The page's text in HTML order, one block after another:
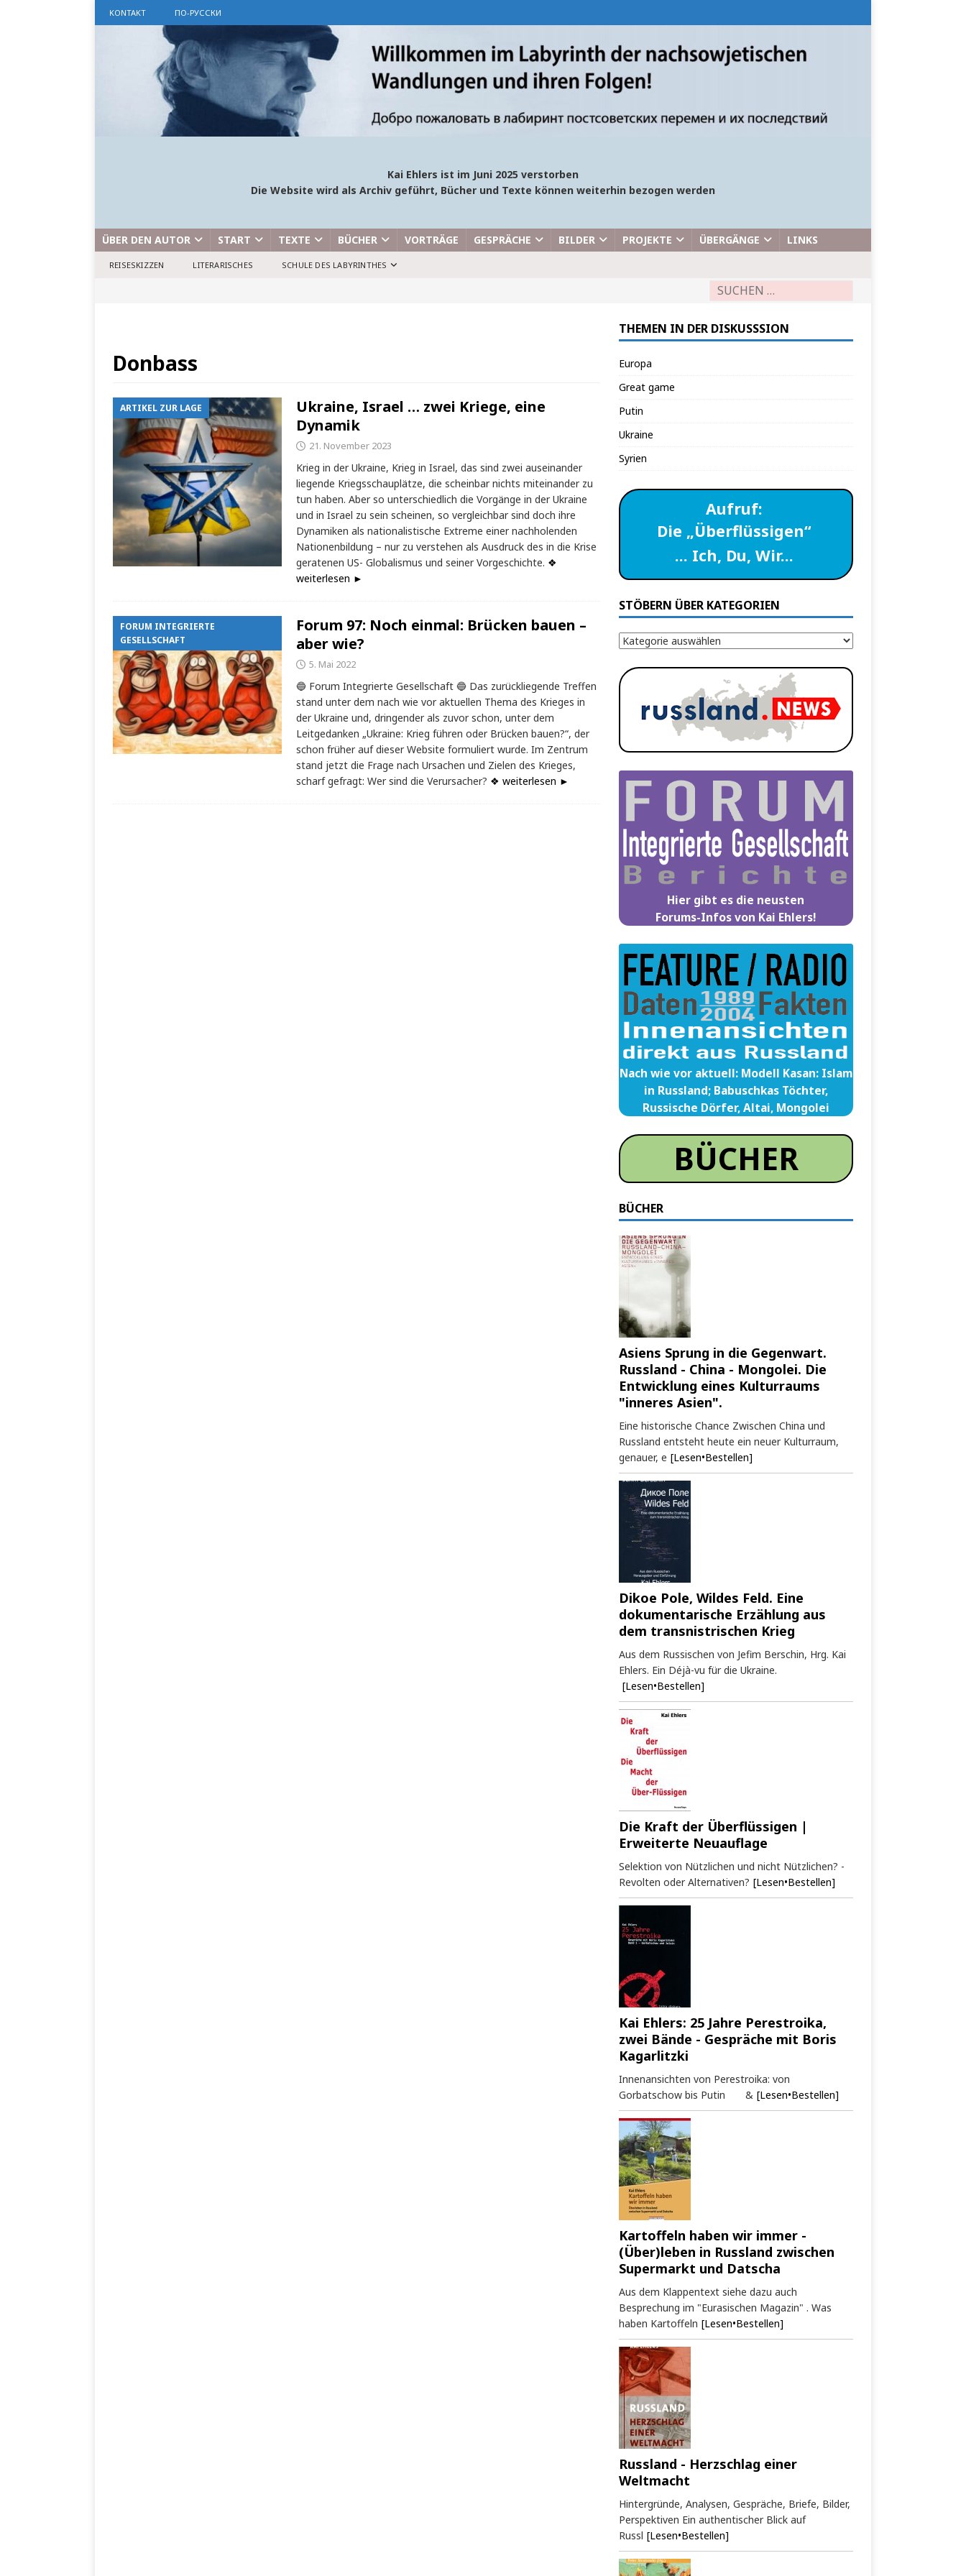
KONTAKT ПО-РУССКИ
Kai Ehlers ist im Juni 2025 verstorben
Die Website wird als Archiv geführt, Bücher und Texte können weiterhin bezogen werden
ÜBER DEN AUTOR START TEXTE BÜCHER VORTRÄGE GESPRÄCHE BILDER PROJEKTE ÜBERGÄNGE LINKS
REISESKIZZEN LITERARISCHES SCHULE DES LABYRINTHES
Donbass
ARTIKEL ZUR LAGE
Ukraine, Israel … zwei Kriege, eine
Dynamik
21. November 2023
Krieg in der Ukraine, Krieg in Israel, das sind zwei auseinander
liegende Kriegsschauplätze, die scheinbar nichts miteinander zu
tun haben. Aber so unterschiedlich die Vorgänge in der Ukraine
und in Israel zu sein scheinen, so vergleichbar sind doch ihre
Dynamiken als nationalistische Extreme einer nachholenden
Nationenbildung – nur zu verstehen als Ausdruck des in die Krise
geratenen US- Globalismus und seiner Vorgeschichte. ❖
weiterlesen ►
FORUM INTEGRIERTE
GESELLSCHAFT
Forum 97: Noch einmal: Brücken bauen –
aber wie?
5. Mai 2022
🔵 Forum Integrierte Gesellschaft 🔵 Das zurückliegende Treffen
stand unter dem nach wie vor aktuellen Thema des Krieges in
der Ukraine und, dringender als zuvor schon, unter dem
Leitgedanken „Ukraine: Krieg führen oder Brücken bauen?“, der
schon früher auf dieser Website formuliert wurde. Im Zentrum
stand jetzt die Frage nach Ursachen und Zielen des Krieges,
scharf gefragt: Wer sind die Verursacher? ❖ weiterlesen ►
THEMEN IN DER DISKUSSSION
Europa
Great game
Putin
Ukraine
Syrien
Aufruf:
Die „Überflüssigen“
… Ich, Du, Wir…
STÖBERN ÜBER KATEGORIEN
Hier gibt es die neusten
Forums-Infos von Kai Ehlers!
Nach wie vor aktuell: Modell Kasan: Islam
in Russland; Babuschkas Töchter,
Russische Dörfer, Altai, Mongolei
BÜCHER
BÜCHER
Asiens Sprung in die Gegenwart.
Russland - China - Mongolei. Die
Entwicklung eines Kulturraums
"inneres Asien".
Eine historische Chance Zwischen China und
Russland entsteht heute ein neuer Kulturraum,
genauer, e [Lesen•Bestellen]
Dikoe Pole, Wildes Feld. Eine
dokumentarische Erzählung aus
dem transnistrischen Krieg
Aus dem Russischen von Jefim Berschin, Hrg. Kai
Ehlers. Ein Déjà-vu für die Ukraine.
[Lesen•Bestellen]
Die Kraft der Überflüssigen |
Erweiterte Neuauflage
Selektion von Nützlichen und nicht Nützlichen? -
Revolten oder Alternativen? [Lesen•Bestellen]
Kai Ehlers: 25 Jahre Perestroika,
zwei Bände - Gespräche mit Boris
Kagarlitzki
Innenansichten von Perestroika: von
Gorbatschow bis Putin & [Lesen•Bestellen]
Kartoffeln haben wir immer -
(Über)leben in Russland zwischen
Supermarkt und Datscha
Aus dem Klappentext siehe dazu auch
Besprechung im "Eurasischen Magazin" . Was
haben Kartoffeln [Lesen•Bestellen]
Russland - Herzschlag einer
Weltmacht
Hintergründe, Analysen, Gespräche, Briefe, Bilder,
Perspektiven Ein authentischer Blick auf
Russl [Lesen•Bestellen]